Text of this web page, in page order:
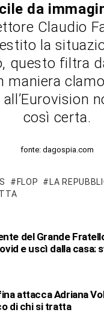
da
Claudio
la
questo filtra
maniera
così certa.
fonte: dagospia.com
FLOP LA
del Grande
e uscì dalla casa:
attacca Adriana
di chi si tratta